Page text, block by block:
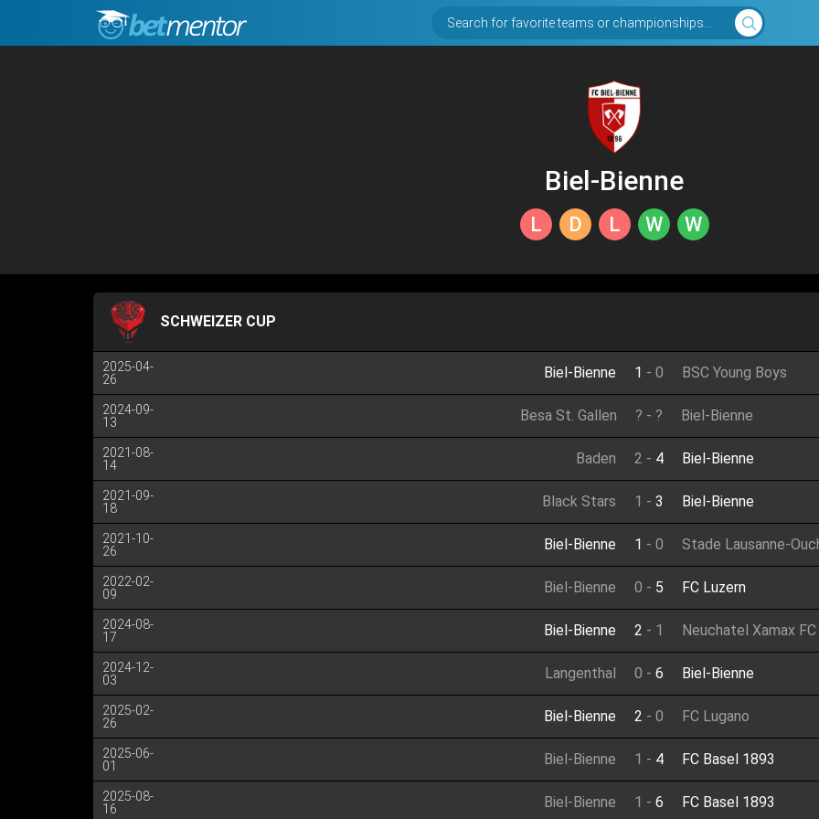
Search for favorite teams or championships...
Biel-Bienne
L D L W W
SCHWEIZER CUP
2025-04-
26
Biel-Bienne 1 - 0 BSC Young Boys
2024-09-
13
Besa St. Gallen ? - ? Biel-Bienne
2021-08-
14
Baden 2 - 4 Biel-Bienne
2021-09-
18
Black Stars 1 - 3 Biel-Bienne
2021-10-
26
Biel-Bienne 1 - 0 Stade Lausanne-
2022-02-
09
Biel-Bienne 0 - 5 FC Luzern
2024-08-
17
Biel-Bienne 2 - 1 Neuchatel Xamax FC
2024-12-
03
Langenthal 0 - 6 Biel-Bienne
2025-02-
26
Biel-Bienne 2 - 0 FC Lugano
2025-06-
01
Biel-Bienne 1 - 4 FC Basel 1893
2025-08-
16
Biel-Bienne 1 - 6 FC Basel 1893